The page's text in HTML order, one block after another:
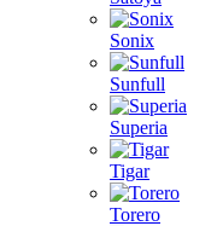
Sonix
Sunfull
Superia
Tigar
Torero